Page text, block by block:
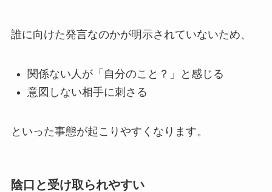
誰に向けた発言なのかが明示されていないため、
関係ない人が「自分のこと？」と感じる
意図しない相手に刺さる
といった事態が起こりやすくなります。
陰口と受け取られやすい